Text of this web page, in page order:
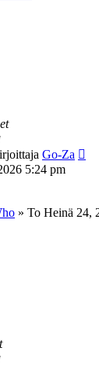
Go-Za
5:24 pm
» To Heinä 24,